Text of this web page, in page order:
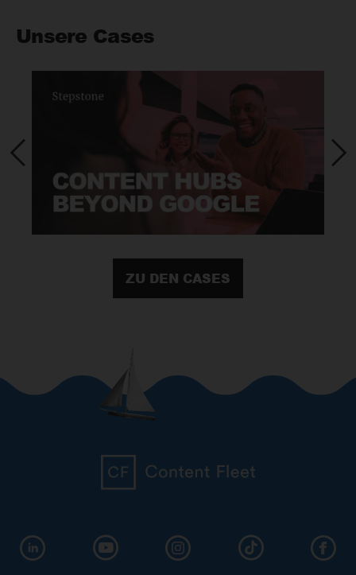
Unsere Cases
ZU DEN CASES